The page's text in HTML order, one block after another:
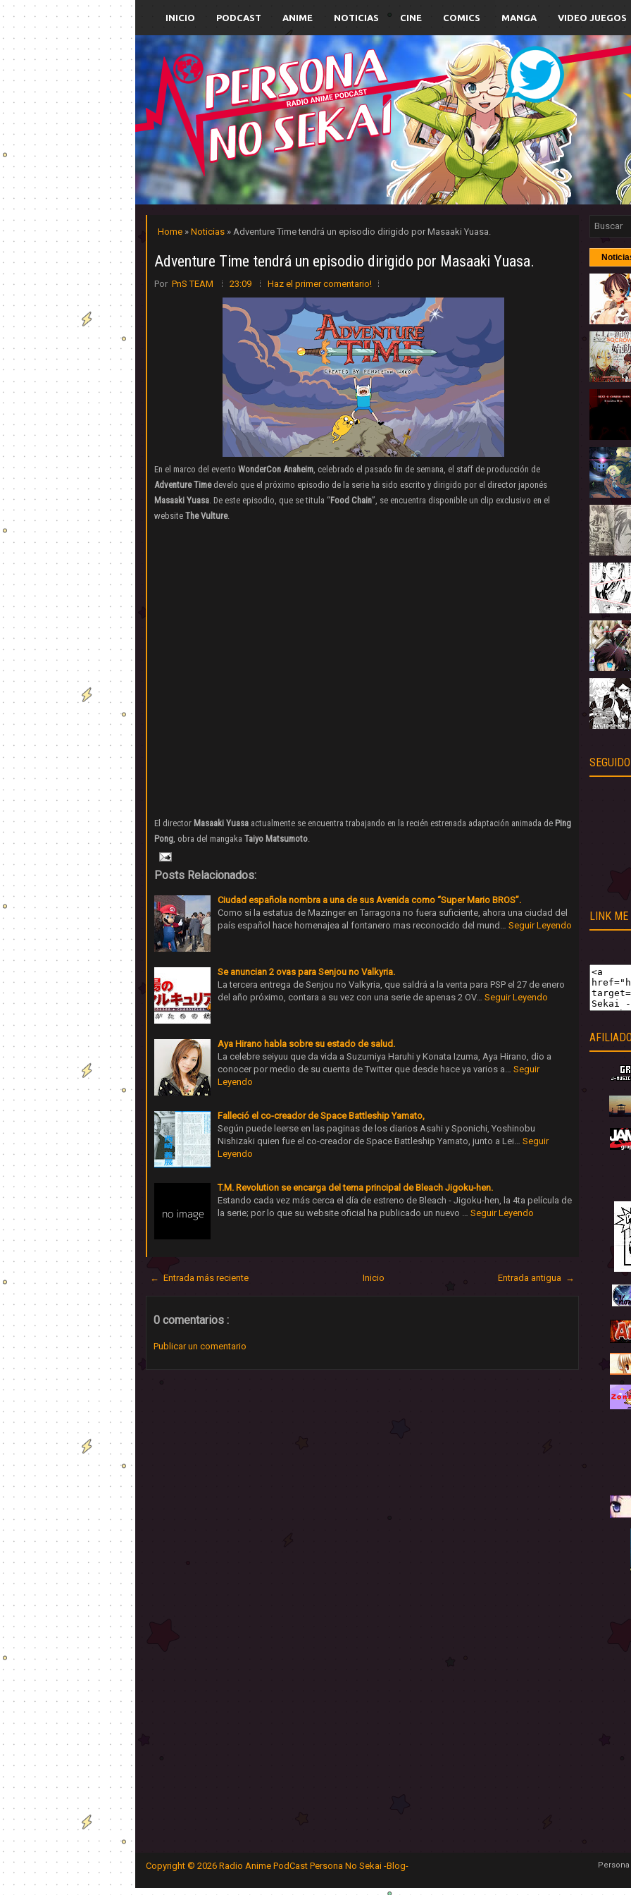
INICIO PODCAST ANIME NOTICIAS CINE COMICS MANGA VIDEO JUEGOS
Home » Noticias » Adventure Time tendrá un episodio dirigido por Masaaki Yuasa.
Adventure Time tendrá un episodio dirigido por Masaaki Yuasa.
Por PnS TEAM 23:09 Haz el primer comentario!
En el marco del evento WonderCon Anaheim, celebrado el pasado fin de semana, el staff de producción de
Adventure Timedevelo que el próximo episodio de la serie ha sido escrito y dirigido por el director japonés
Masaaki Yuasa. De este episodio, que se titula “Food Chain”, se encuentra disponible un clip exclusivo en el
website The Vulture.
El director Masaaki Yuasa actualmente se encuentra trabajando en la recién estrenada adaptación animada de Ping
Pong, obra del mangaka Taiyo Matsumoto.
Posts Relacionados:
Ciudad española nombra a una de sus Avenida como “Super Mario BROS”.
Como si la estatua de Mazinger en Tarragona no fuera suficiente, ahora una ciudad del
país español hace homenajea al fontanero mas reconocido del mund… Seguir Leyendo
Se anuncian 2 ovas para Senjou no Valkyria.
La tercera entrega de Senjou no Valkyria, que saldrá a la venta para PSP el 27 de enero
del año próximo, contara a su vez con una serie de apenas 2 OV… Seguir Leyendo
Aya Hirano habla sobre su estado de salud.
La celebre seiyuu que da vida a Suzumiya Haruhi y Konata Izuma, Aya Hirano, dio a
conocer por medio de su cuenta de Twitter que desde hace ya varios a… Seguir
Leyendo
Falleció el co-creador de Space Battleship Yamato,
Según puede leerse en las paginas de los diarios Asahi y Sponichi, Yoshinobu
Nishizaki quien fue el co-creador de Space Battleship Yamato, junto a Lei… Seguir
Leyendo
T.M. Revolution se encarga del tema principal de Bleach Jigoku-hen.
Estando cada vez más cerca el día de estreno de Bleach - Jigoku-hen, la 4ta película de
la serie; por lo que su website oficial ha publicado un nuevo … Seguir Leyendo
← Entrada más reciente Entrada antigua →
Inicio
0 comentarios :
Publicar un comentario
LINK ME
Copyright © 2026 Radio Anime PodCast Persona No Sekai -Blog-